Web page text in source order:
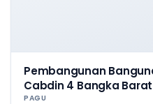
Pembangunan
Cabdin 4 Bangka Barat
PAGU